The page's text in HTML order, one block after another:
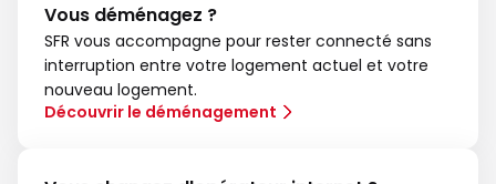
Vous déménagez ?
SFR vous accompagne pour rester connecté sans
interruption entre votre logement actuel et votre
nouveau logement.
Découvrir le déménagement